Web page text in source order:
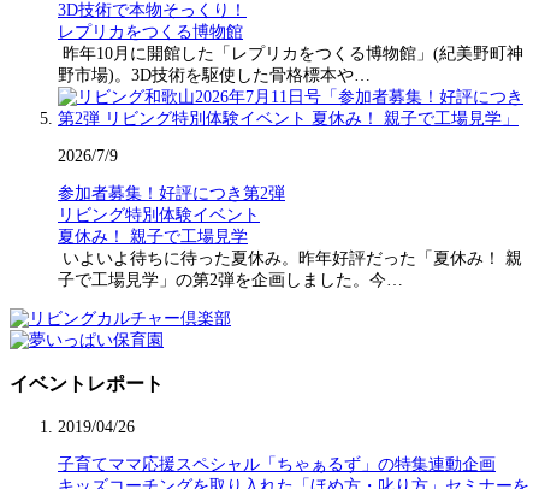
3D技術で本物そっくり！
レプリカをつくる博物館
昨年10月に開館した「レプリカをつくる博物館」(紀美野町神
野市場)。3D技術を駆使した骨格標本や…
2026/7/9
参加者募集！好評につき第2弾
リビング特別体験イベント
夏休み！ 親子で工場見学
いよいよ待ちに待った夏休み。昨年好評だった「夏休み！ 親
子で工場見学」の第2弾を企画しました。今…
イベントレポート
2019/04/26
子育てママ応援スペシャル「ちゃぁるず」の特集連動企画